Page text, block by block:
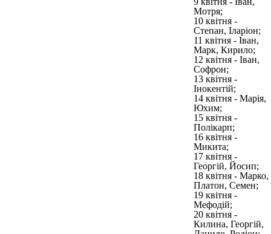
Мотря;
10 квітня -
Степан, Іларіон;
11 квітня - Іван,
Марк, Кирило;
12 квітня - Іван,
Софрон;
13 квітня -
Інокентій;
14 квітня - Марія,
Юхим;
15 квітня -
Полікарп;
16 квітня -
Микита;
17 квітня -
Георгій, Йосип;
18 квітня - Марко,
Платон, Семен;
19 квітня -
Мефодій;
20 квітня -
Килина, Георгій,